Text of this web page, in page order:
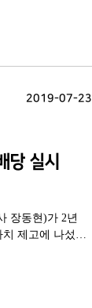
2019-07-23
당 실시
장동현)가 2년
제고에 나섰다.
주는 지난 6월